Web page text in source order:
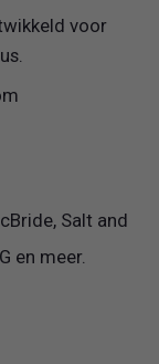
voor
Salt and
en meer.